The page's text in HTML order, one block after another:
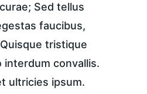
Sed tellus
faucibus,
tristique
convallis.
ultricies ipsum.